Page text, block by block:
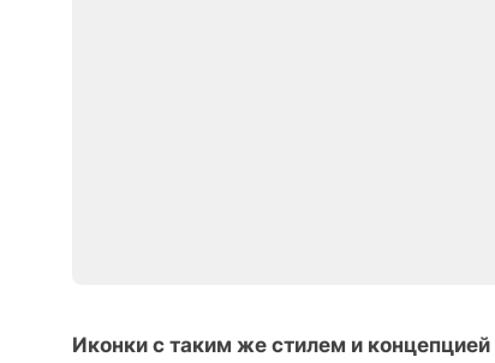
Иконки с таким же стилем и концепцией